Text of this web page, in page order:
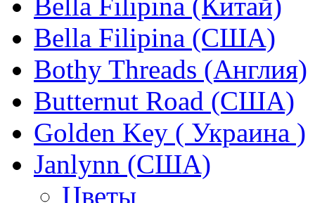
Bella Filipina (Китай)
Bella Filipina (США)
Bothy Threads (Англия)
Butternut Road (США)
Golden Key ( Украина )
Janlynn (США)
Цветы